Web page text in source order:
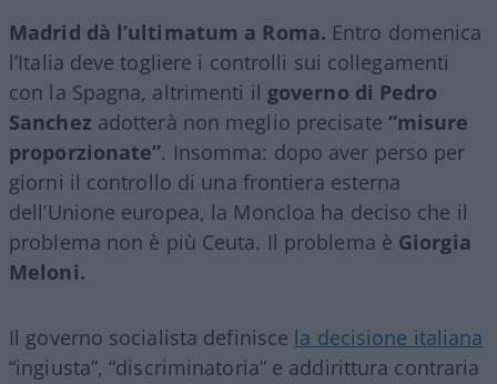
Madrid dà l’ultimatum a Roma. Entro domenica
l’Italia deve togliere i controlli sui collegamenti
con la Spagna, altrimenti il governo di Pedro
Sanchez adotterà non meglio precisate “misure
proporzionate”. Insomma: dopo aver perso per
giorni il controllo di una frontiera esterna
dell’Unione europea, la Moncloa ha deciso che il
problema non è più Ceuta. Il problema è Giorgia
Meloni.
Il governo socialista definisce la decisione italiana
“ingiusta”, “discriminatoria” e addirittura contraria